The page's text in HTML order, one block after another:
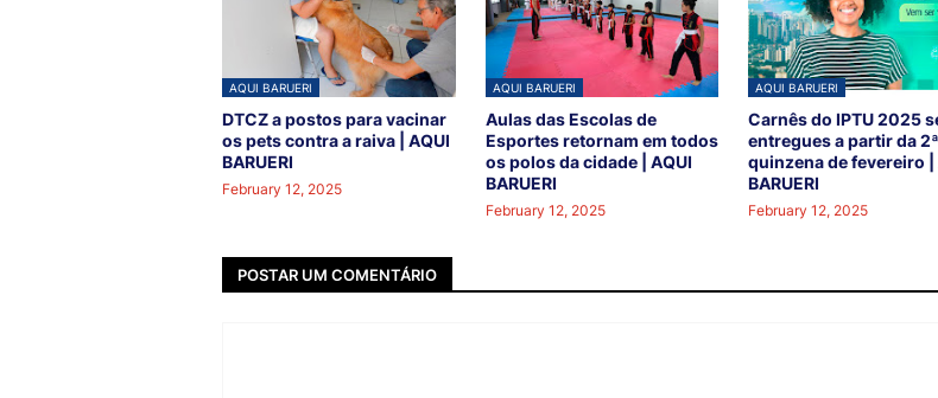
AQUI BARUERI
DTCZ a postos para vacinar
os pets contra a raiva | AQUI
BARUERI
February 12, 2025
AQUI BARUERI
Aulas das Escolas de
Esportes retornam em todos
os polos da cidade | AQUI
BARUERI
February 12, 2025
AQUI BARUERI
Carnês do IPTU 2025
entregues a partir da 2ª
quinzena de fevereiro |
BARUERI
February 12, 2025
POSTAR UM COMENTÁRIO